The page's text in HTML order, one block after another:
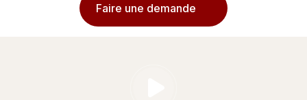
Faire une demande